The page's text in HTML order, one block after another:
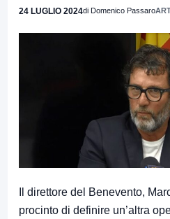
24 LUGLIO 2024di Domenico Passaro
Il direttore del Benevento,
procinto di definire un’altra